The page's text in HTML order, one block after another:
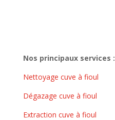
Nos principaux services :
Nettoyage cuve à fioul
Dégazage cuve à fioul
Extraction cuve à fioul